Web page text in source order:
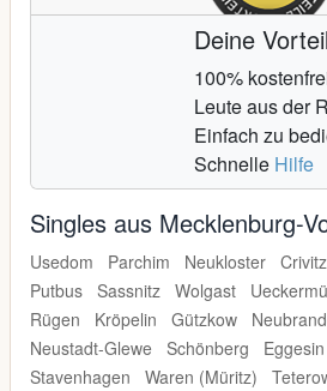
Deine
100%
Leute aus der
Einfach zu
Schnelle Hilfe
Singles aus Mecklenburg-
Usedom Parchim Neukloster Crivitz
Putbus Sassnitz Wolgast
Rügen
Kröpelin Gützkow
Neustadt-Glewe
Schönberg Eggesin
Stavenhagen
Waren (Müritz)